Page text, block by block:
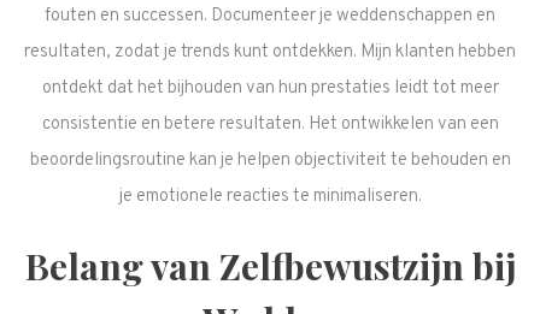
fouten en successen. Documenteer je weddenschappen en
resultaten, zodat je trends kunt ontdekken. Mijn klanten hebben
ontdekt dat het bijhouden van hun prestaties leidt tot meer
consistentie en betere resultaten. Het ontwikkelen van een
beoordelingsroutine kan je helpen objectiviteit te behouden en
je emotionele reacties te minimaliseren.
Belang van Zelfbewustzijn bij